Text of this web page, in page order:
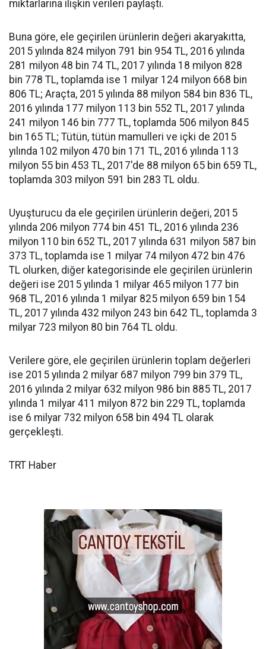
miktarlarına ilişkin verileri paylaştı.
Buna göre, ele geçirilen ürünlerin değeri akaryakıtta,
2015 yılında 824 milyon 791 bin 954 TL, 2016 yılında
281 milyon 48 bin 74 TL, 2017 yılında 18 milyon 828
bin 778 TL, toplamda ise 1 milyar 124 milyon 668 bin
806 TL; Araçta, 2015 yılında 88 milyon 584 bin 836 TL,
2016 yılında 177 milyon 113 bin 552 TL, 2017 yılında
241 milyon 146 bin 777 TL, toplamda 506 milyon 845
bin 165 TL; Tütün, tütün mamulleri ve içki de 2015
yılında 102 milyon 470 bin 171 TL, 2016 yılında 113
milyon 55 bin 453 TL, 2017'de 88 milyon 65 bin 659 TL,
toplamda 303 milyon 591 bin 283 TL oldu.
Uyuşturucu da ele geçirilen ürünlerin değeri, 2015
yılında 206 milyon 774 bin 451 TL, 2016 yılında 236
milyon 110 bin 652 TL, 2017 yılında 631 milyon 587 bin
373 TL, toplamda ise 1 milyar 74 milyon 472 bin 476
TL olurken, diğer kategorisinde ele geçirilen ürünlerin
değeri ise 2015 yılında 1 milyar 465 milyon 177 bin
968 TL, 2016 yılında 1 milyar 825 milyon 659 bin 154
TL, 2017 yılında 432 milyon 243 bin 642 TL, toplamda 3
milyar 723 milyon 80 bin 764 TL oldu.
Verilere göre, ele geçirilen ürünlerin toplam değerleri
ise 2015 yılında 2 milyar 687 milyon 799 bin 379 TL,
2016 yılında 2 milyar 632 milyon 986 bin 885 TL, 2017
yılında 1 milyar 411 milyon 872 bin 229 TL, toplamda
ise 6 milyar 732 milyon 658 bin 494 TL olarak
gerçekleşti.
TRT Haber